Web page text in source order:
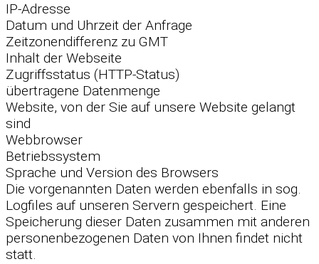
IP-Adresse
Datum und Uhrzeit der Anfrage
Zeitzonendifferenz zu GMT
Inhalt der Webseite
Zugriffsstatus (HTTP-Status)
übertragene Datenmenge
Website, von der Sie auf unsere Website gelangt
sind
Webbrowser
Betriebssystem
Sprache und Version des Browsers
Die vorgenannten Daten werden ebenfalls in sog.
Logfiles auf unseren Servern gespeichert. Eine
Speicherung dieser Daten zusammen mit anderen
personenbezogenen Daten von Ihnen findet nicht
statt.